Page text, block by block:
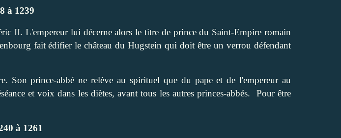
à 1239
II. L'empereur lui décerne alors le titre de prince du Saint-Empire romain
fait édifier le château du Hugstein qui doit être un verrou défendant
Son prince-abbé ne relève au spirituel que du pape et de l'empereur au
et voix dans les diètes, avant tous les autres princes-abbés.
Pour être
à 1261